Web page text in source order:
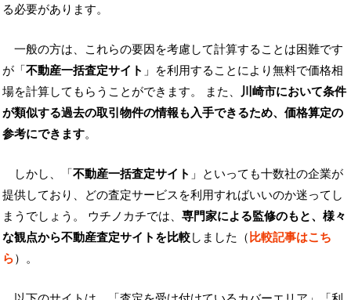
る必要があります。
一般の方は、これらの要因を考慮して計算することは困難です
が「不動産一括査定サイト 」を利用することにより無料で価格相
場を計算してもらうことができます。 また、 川崎市において条件
が類似する過去の取引物件の情報も入手できるため、価格算定の
参考にできます。
しかし、「不動産一括査定サイト 」といっても十数社の企業が
提供しており、どの査定サービスを利用すればいいのか迷ってし
まうでしょう。 ウチノカチでは、 専門家による監修のもと、様々
な観点から不動産査定サイトを比較しました（比較記事はこち
ら）。